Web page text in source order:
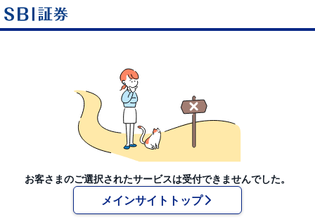
お客さまのご選択されたサービスは受付できませんでした。
メインサイトトップ